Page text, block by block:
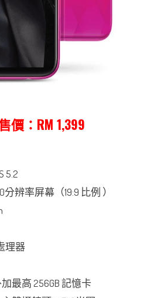
價：RM 1,399
5.2
分辨率屏幕（19:9 比例 ）
理器
最高 256GB 記憶卡